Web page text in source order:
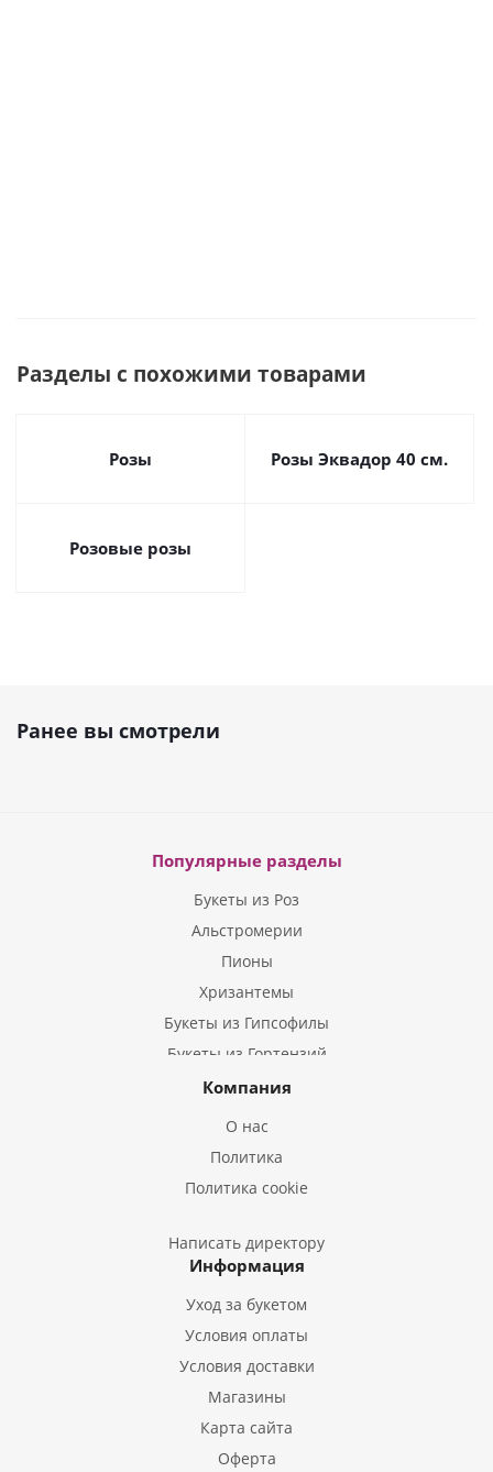
Разделы с похожими товарами
Розы Розы Эквадор 40 см.
Розовые розы
Ранее вы смотрели
Популярные разделы
Букеты из Роз
Альстромерии
Пионы
Хризантемы
Букеты из Гипсофилы
Букеты из Гортензий
Букеты из Ирисов
Букеты из Эустом
Букеты из Гладиолусов
Букеты из Тюльпанов
Компания
О нас
Политика
Политика cookie
Написать директору
Информация
Уход за букетом
Условия оплаты
Условия доставки
Магазины
Карта сайта
Оферта